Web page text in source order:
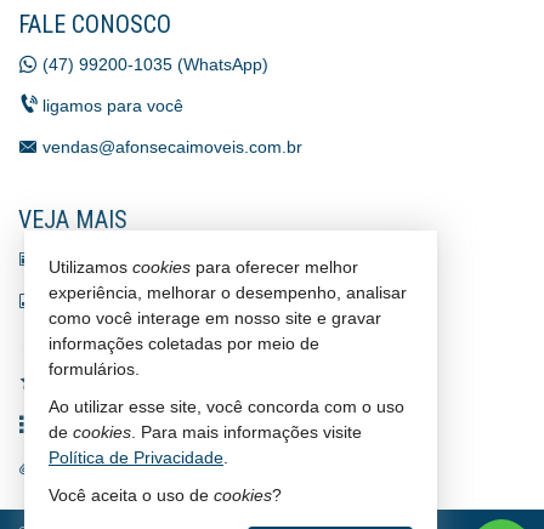
FALE CONOSCO
(47) 99200-1035 (WhatsApp)
ligamos para você
vendas@afonsecaimoveis.com.br
VEJA MAIS
receba nosso newsletter
indicadores financeiros
cadastre seu imóvel
mapa de imóveis
trabalhe conosco
Utilizamos cookies para oferecer melhor
experiência, melhorar o desempenho, analisar
como você interage em nosso site e gravar
informações coletadas por meio de
formulários.
Ao utilizar esse site, você concorda com o uso
de cookies . Para mais informações visite
Política de Privacidade
Você aceita o uso de cookies?